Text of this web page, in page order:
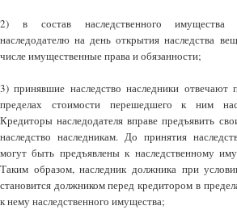
2) в состав наследственного имущества
наследодателю на день открытия наследства
числе имущественные права и обязанности;
3) принявшие наследство наследники отвечают
пределах стоимости перешедшего к ним
Кредиторы наследодателя вправе предъявить
наследство наследникам. До принятия
могут быть предъявлены к наследственному
Таким образом, наследник должника при
становится должником перед кредитором в
к нему наследственного имущества;